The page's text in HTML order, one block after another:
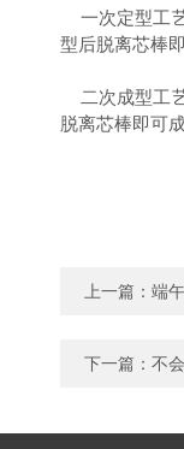
一次定型工
型后脱离芯棒
二次成型工
脱离芯棒即可成
上一篇： 端
下一篇： 不